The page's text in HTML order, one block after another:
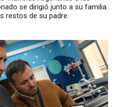
se dirigió junto a su familia
restos de su padre.